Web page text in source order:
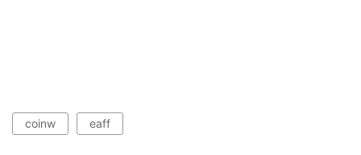
coinw eaff